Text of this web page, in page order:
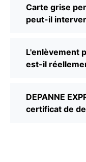
Carte grise
peut-il
L'enlèvement
est-il
DEPANNE
certificat de